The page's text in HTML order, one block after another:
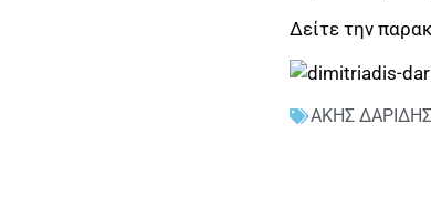
Δείτε την
ΑΚΗΣ ΔΑΡΙΔΗΣ